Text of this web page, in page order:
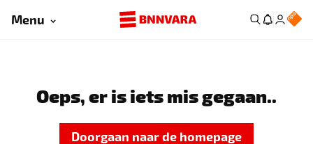
Menu
Oeps, er is iets mis gegaan..
Doorgaan naar de homepage